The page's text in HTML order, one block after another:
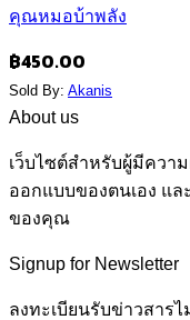
คุณหมอบ้าพลัง
฿450.00
Sold By: Akanis
About us
เว็บไซต์สำหรับผู้มีควา
ออกแบบของตนเอง แ
ของคุณ
Signup for Newsletter
ลงทะเบียนรับข่าวสาร